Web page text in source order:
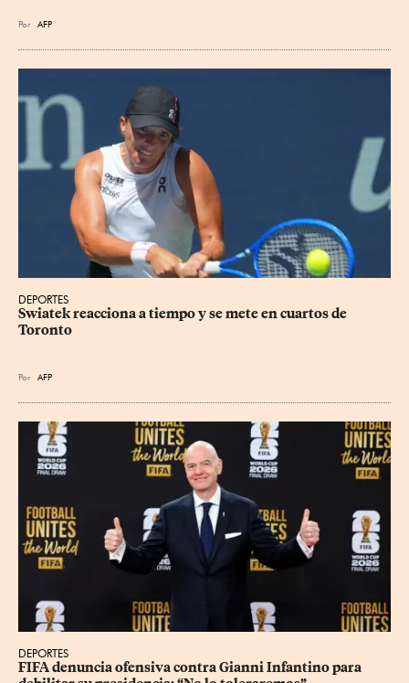
Por AFP
DEPORTES
Swiatek reacciona a tiempo y se mete en cuartos de
Toronto
Por AFP
DEPORTES
FIFA denuncia ofensiva contra Gianni Infantino para